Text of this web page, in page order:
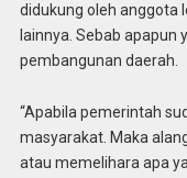
didukung oleh anggota
lainnya. Sebab apapun
pembangunan daerah.
“Apabila pemerintah
masyarakat. Maka
atau memelihara apa